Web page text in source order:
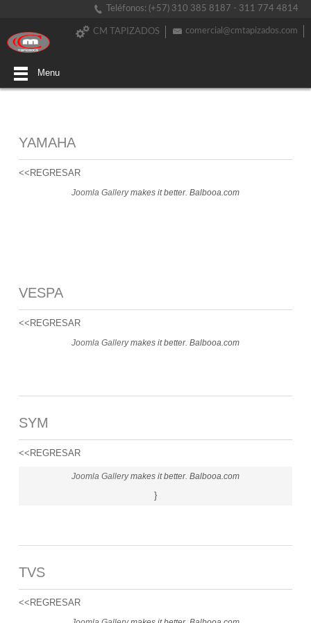
Teléfonos: (+57) 310 385 8187 - 311 774 4814
comercial@cmtapizados.com
CM TAPIZADOS
Menu
YAMAHA
<<REGRESAR
Joomla Gallerymakes it better. Balbooa.com
VESPA
<<REGRESAR
Joomla Gallerymakes it better. Balbooa.com
SYM
<<REGRESAR
Joomla Gallerymakes it better. Balbooa.com
}
TVS
<<REGRESAR